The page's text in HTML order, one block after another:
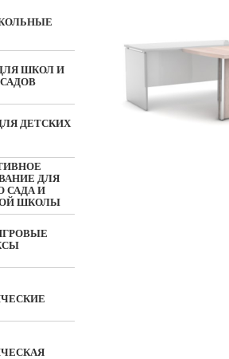
ШКОЛ И
ДЕТСКИХ
ДЛЯ
САДА И
ШКОЛЫ